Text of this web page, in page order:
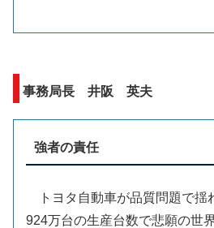
事務局長 井阪 英夫
強者の責任
トヨタ自動車が品質問題で揺
924万台の生産台数で悲願の世